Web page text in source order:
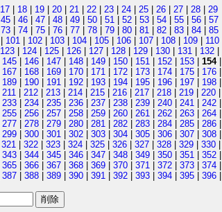
17 | 18 | 19 | 20 | 21 | 22 | 23 | 24 | 25 | 26 | 27 | 28 | 29
45 | 46 | 47 | 48 | 49 | 50 | 51 | 52 | 53 | 54 | 55 | 56 | 57
73 | 74 | 75 | 76 | 77 | 78 | 79 | 80 | 81 | 82 | 83 | 84 | 85
| 101 | 102 | 103 | 104 | 105 | 106 | 107 | 108 | 109 | 110
123 | 124 | 125 | 126 | 127 | 128 | 129 | 130 | 131 | 132 |
145 | 146 | 147 | 148 | 149 | 150 | 151 | 152 | 153 | 154|
167 | 168 | 169 | 170 | 171 | 172 | 173 | 174 | 175 | 176 |
189 | 190 | 191 | 192 | 193 | 194 | 195 | 196 | 197 | 198 |
211 | 212 | 213 | 214 | 215 | 216 | 217 | 218 | 219 | 220 |
233 | 234 | 235 | 236 | 237 | 238 | 239 | 240 | 241 | 242 |
255 | 256 | 257 | 258 | 259 | 260 | 261 | 262 | 263 | 264 |
277 | 278 | 279 | 280 | 281 | 282 | 283 | 284 | 285 | 286 |
299 | 300 | 301 | 302 | 303 | 304 | 305 | 306 | 307 | 308 |
321 | 322 | 323 | 324 | 325 | 326 | 327 | 328 | 329 | 330 |
343 | 344 | 345 | 346 | 347 | 348 | 349 | 350 | 351 | 352 |
365 | 366 | 367 | 368 | 369 | 370 | 371 | 372 | 373 | 374 |
387 | 388 | 389 | 390 | 391 | 392 | 393 | 394 | 395 | 396 |